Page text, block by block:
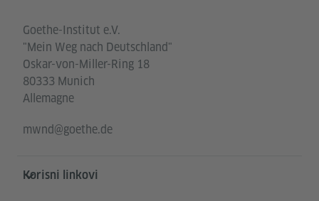
Goethe-Institut e.V.
"Mein Weg nach Deutschland"
Oskar-von-Miller-Ring 18
80333 Munich
Allemagne
mwnd@goethe.de
Korisni linkovi